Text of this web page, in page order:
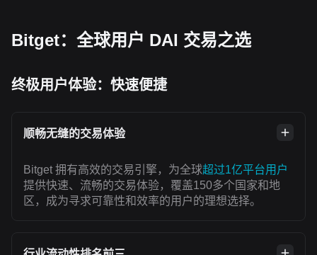
Bitget：全球用户 DAI 交易之选
终极用户体验：快速便捷
顺畅无缝的交易体验
Bitget 拥有高效的交易引擎，为全球超过1亿平台用户
提供快速、流畅的交易体验，覆盖150多个国家和地
区，成为寻求可靠性和效率的用户的理想选择。